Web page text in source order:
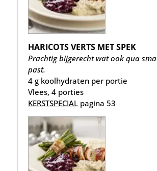
HARICOTS VERTS MET SPEK
Prachtig bijgerecht wat ook qua
past.
4 g koolhydraten per portie
Vlees, 4 porties
KERSTSPECIAL pagina 53